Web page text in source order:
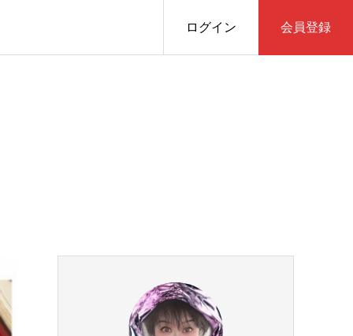
ログイン 会員登録